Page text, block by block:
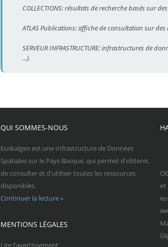
COLLECTIONS: résultats de recherche basés sur
ATLAS Publications: affiche de consultation sur
SERVEUR INFRASTRUCTURE: infrastructures de
...).
QUI SOMMES-NOUS
Euskalgeo est une Infrastructure de Données
Spatiales sur le Pays Basque, qui permet d'obtenir,
de consulter et d'utiliser toutes les ressources
disponibles.
Continuer la lecture »
MENTIONS LÉGALES
Lire l'avertissement
et